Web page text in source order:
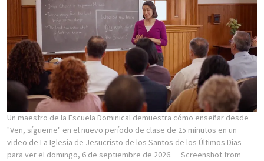
Un maestro de la Escuela Dominical demuestra cómo enseñar desde
"Ven, sígueme" en el nuevo período de clase de 25 minutos en un
video de La Iglesia de Jesucristo de los Santos de los Últimos Días
para ver el domingo, 6 de septiembre de 2026.
Screenshot from